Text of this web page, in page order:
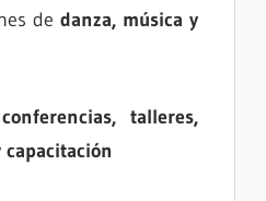
de danza, música y
conferencias, talleres,